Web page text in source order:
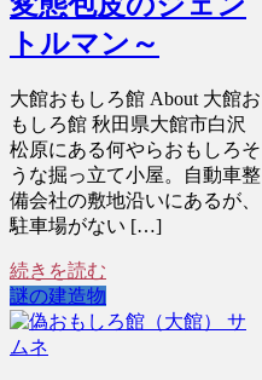
トルマン～
大館おもしろ館 About 大館お
もしろ館 秋田県大館市白沢
松原にある何やらおもしろそ
うな掘っ立て小屋。自動車整
備会社の敷地沿いにあるが、
駐車場がない […]
続きを読む
謎の建造物